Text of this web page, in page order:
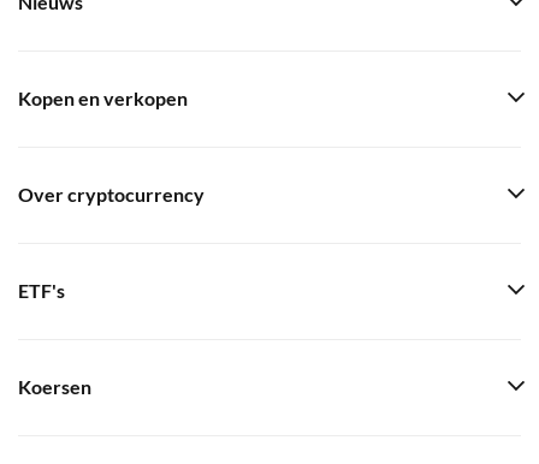
Kopen en verkopen
Over cryptocurrency
ETF's
Koersen